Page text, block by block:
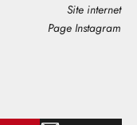
Site internet
Page Instagram